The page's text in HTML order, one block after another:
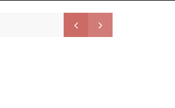
Nowa jakość, więcej